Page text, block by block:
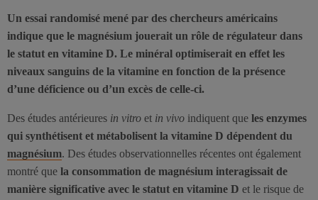
Un essai randomisé mené par des chercheurs américains
indique que le magnésium jouerait un rôle de régulateur dans
le statut en vitamine D. Le minéral optimiserait en effet les
niveaux sanguins de la vitamine en fonction de la présence
d’une déficience ou d’un excès de celle-ci.
Des études antérieures in vitro et in vivo indiquent que les enzymes
qui synthétisent et métabolisent la vitamine D dépendent du
magnésium. Des études observationnelles récentes ont également
montré que la consommation de magnésium interagissait de
manière significative avec le statut en vitamine D et le risque de